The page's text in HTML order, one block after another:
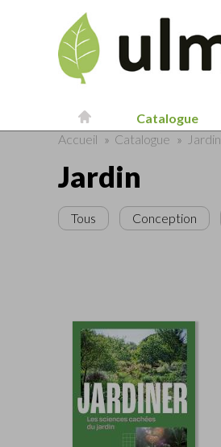
Catalogue
Accueil » Catalogue » Jardin
Jardin
Tous Conception